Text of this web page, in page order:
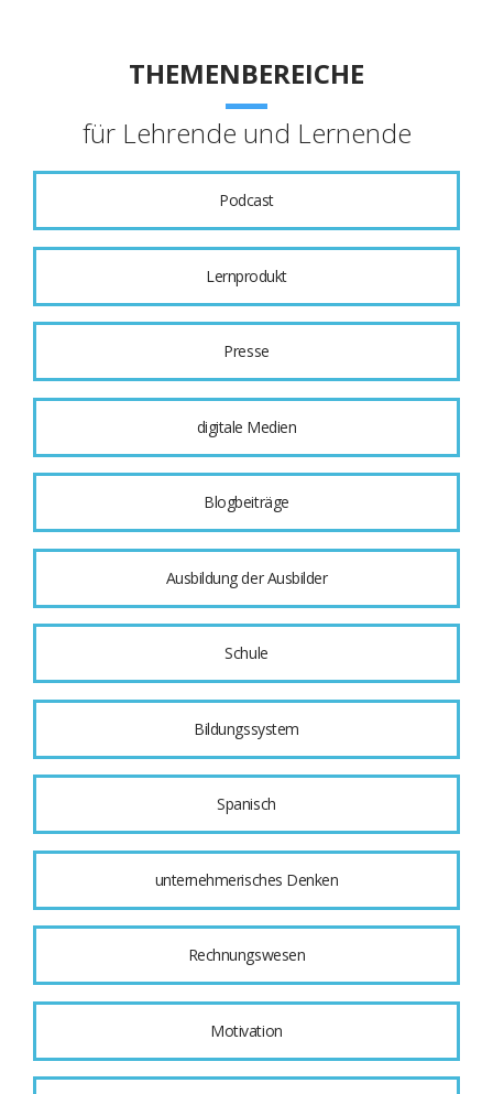
THEMENBEREICHE
für Lehrende und Lernende
Podcast
Lernprodukt
Presse
digitale Medien
Blogbeiträge
Ausbildung der Ausbilder
Schule
Bildungssystem
Spanisch
unternehmerisches Denken
Rechnungswesen
Motivation